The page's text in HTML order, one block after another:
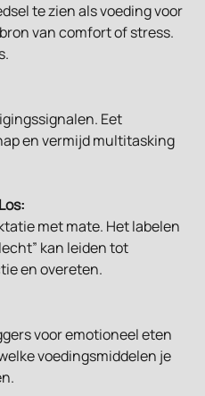
te zien als voeding voor
van comfort of stress.
Eet
en vermijd multitasking
met mate. Het labelen
kan leiden tot
en overeten.
voor emotioneel eten
voedingsmiddelen je